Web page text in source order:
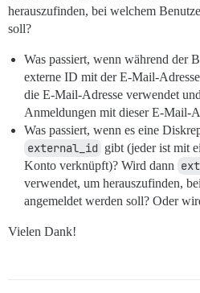
herauszufinden, bei welchem
soll?
Was passiert, wenn während der
externe ID mit der E-Mail-
die E-Mail-Adresse verwendet
Anmeldungen mit dieser E-Mail-
Was passiert, wenn es eine
external_id gibt (jeder ist mit
Konto verknüpft)? Wird dann
verwendet, um herauszufinden,
angemeldet werden soll? Oder
Vielen Dank!